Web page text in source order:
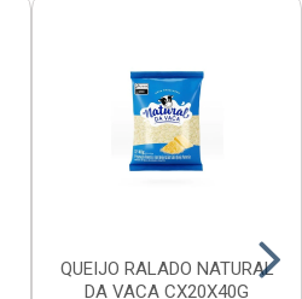
QUEIJO RALADO NATURAL
DA VACA CX20X40G